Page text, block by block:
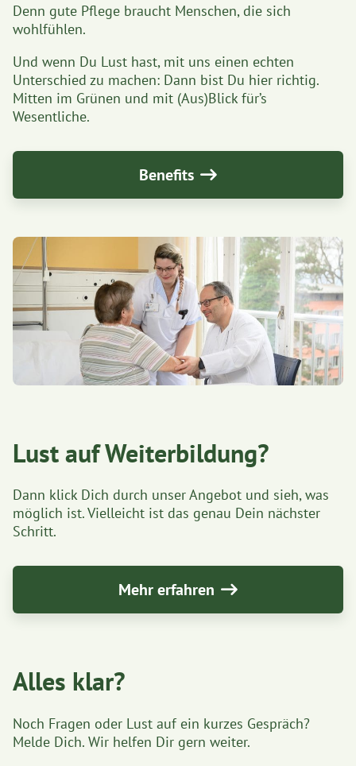
Denn gute Pflege braucht Menschen, die sich
wohlfühlen.
Und wenn Du Lust hast, mit uns einen echten
Unterschied zu machen: Dann bist Du hier richtig.
Mitten im Grünen und mit (Aus)Blick für’s
Wesentliche.
Benefits
Lust auf Weiterbildung?
Dann klick Dich durch unser Angebot und sieh, was
möglich ist. Vielleicht ist das genau Dein nächster
Schritt.
Mehr erfahren
Alles klar?
Noch Fragen oder Lust auf ein kurzes Gespräch?
Melde Dich. Wir helfen Dir gern weiter.